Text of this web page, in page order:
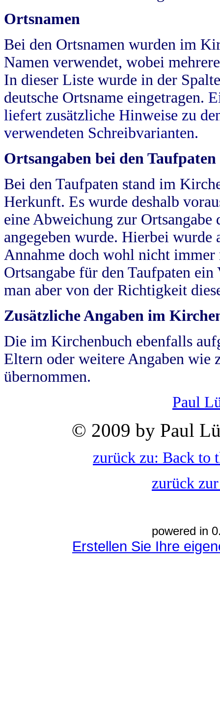
Ortsnamen
Bei den Ortsnamen wurden im
Namen verwendet, wobei
In dieser Liste wurde in der
deutsche Ortsname eingetragen.
liefert zusätzliche Hinweise zu
verwendeten Schreibvarianten.
Ortsangaben bei den Taufpaten
Bei den Taufpaten stand im
Herkunft. Es wurde deshalb
eine Abweichung zur
angegeben wurde. Hierbei wurde
Annahme doch wohl nicht
Ortsangabe für den Taufpaten
man aber von der Richtigkeit
Zusätzliche Angaben im
Die im Kirchenbuch ebenfalls
Eltern oder weitere Angaben wie
übernommen.
Paul
© 2009 by Paul
zurück zu: Back to
zurück
powered in
Erstellen Sie Ihre